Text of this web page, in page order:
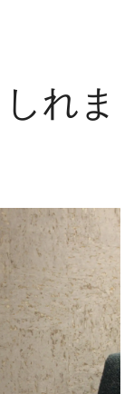
れま